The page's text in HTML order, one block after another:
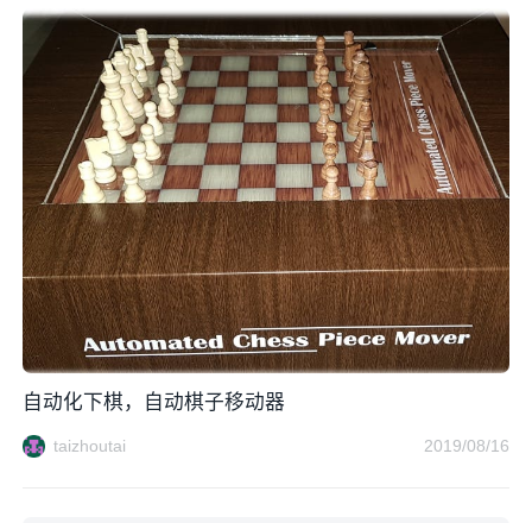
自动化下棋，自动棋子移动器
taizhoutai 2019/08/16